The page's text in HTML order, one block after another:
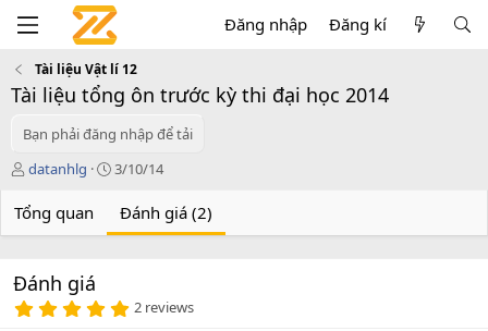
Đăng nhập Đăng kí
Tài liệu Vật lí 12
Tài liệu tổng ôn trước kỳ thi đại học 2014
Bạn phải đăng nhập để tải
T
c
datanhlg
C
n
3/10/14
Tổng quan Đánh giá (2)
Đánh giá
5
2 reviews